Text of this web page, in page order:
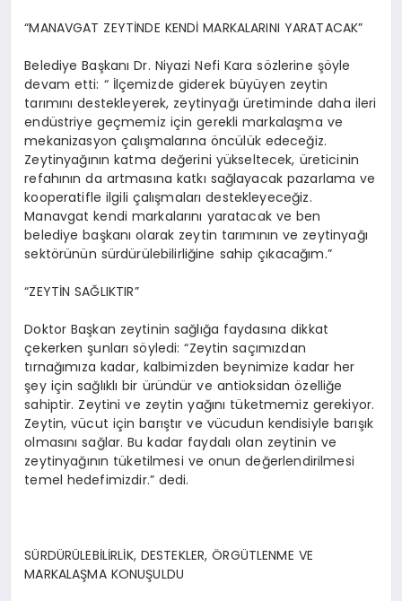
“MANAVGAT ZEYTİNDE KENDİ MARKALARINI YARATACAK”
Belediye Başkanı Dr. Niyazi Nefi Kara sözlerine şöyle
devam etti: “ İlçemizde giderek büyüyen zeytin
tarımını destekleyerek, zeytinyağı üretiminde daha ileri
endüstriye geçmemiz için gerekli markalaşma ve
mekanizasyon çalışmalarına öncülük edeceğiz.
Zeytinyağının katma değerini yükseltecek, üreticinin
refahının da artmasına katkı sağlayacak pazarlama ve
kooperatifle ilgili çalışmaları destekleyeceğiz.
Manavgat kendi markalarını yaratacak ve ben
belediye başkanı olarak zeytin tarımının ve zeytinyağı
sektörünün sürdürülebilirliğine sahip çıkacağım.”
“ZEYTİN SAĞLIKTIR”
Doktor Başkan zeytinin sağlığa faydasına dikkat
çekerken şunları söyledi: “Zeytin saçımızdan
tırnağımıza kadar, kalbimizden beynimize kadar her
şey için sağlıklı bir üründür ve antioksidan özelliğe
sahiptir. Zeytini ve zeytin yağını tüketmemiz gerekiyor.
Zeytin, vücut için barıştır ve vücudun kendisiyle barışık
olmasını sağlar. Bu kadar faydalı olan zeytinin ve
zeytinyağının tüketilmesi ve onun değerlendirilmesi
temel hedefimizdir.” dedi.
SÜRDÜRÜLEBİLİRLİK, DESTEKLER, ÖRGÜTLENME VE
MARKALAŞMA KONUŞULDU